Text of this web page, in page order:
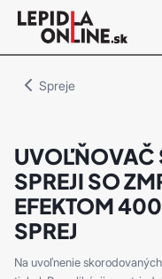
Priemyselné
lepidlá
Spreje
UVOĽŇOVAČ
SPREJI SO
EFEKTOM
SPREJ
Na uvoľnenie